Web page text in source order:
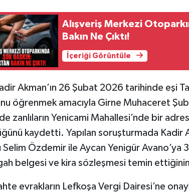
Alışveriş Merkezi
Bakın Ne Çıktı!
İçeriği Görüntüle
Akman’ın 26 Şubat 2026 tarihinde eşi
öğrenmek amacıyla Girne Muhaceret
zanlıların Yenicami Mahallesi’nde bir
kaydetti. Yapılan soruşturmada Kadir
Selim Özdemir ile Aycan Yenigür
belgesi ve kira sözleşmesi temin
evrakların Lefkoşa Vergi Dairesi’ne